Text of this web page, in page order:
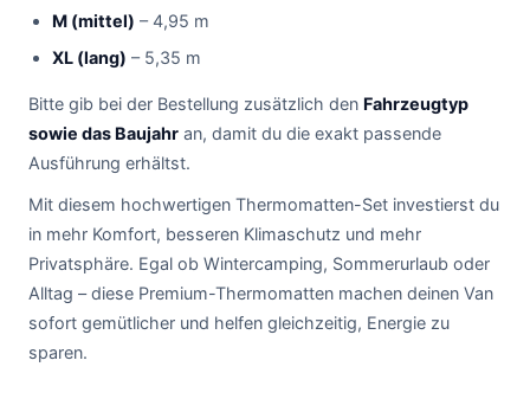
M (mittel) – 4,95 m
XL (lang) – 5,35 m
Bitte gib bei der Bestellung zusätzlich den Fahrzeugtyp
sowie das Baujahr an, damit du die exakt passende
Ausführung erhältst.
Mit diesem hochwertigen Thermomatten-Set investierst du
in mehr Komfort, besseren Klimaschutz und mehr
Privatsphäre. Egal ob Wintercamping, Sommerurlaub oder
Alltag – diese Premium-Thermomatten machen deinen Van
sofort gemütlicher und helfen gleichzeitig, Energie zu
sparen.